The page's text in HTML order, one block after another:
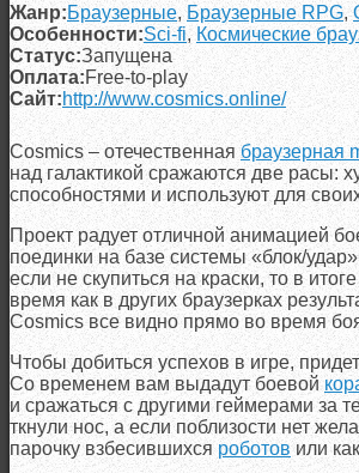
Жанр:Браузерные,Браузерные RPG,
Особенности:Sci-fi, Космические
Статус:Запущена
Оплата:Free-to-play
Сайт:http://www.cosmics.online/
Cosmics – отечественнаябраузерная
над галактикой сражаются две расы:
способностями и используют для
Проект радует отличной анимацией
поединки на базе системы «блок/
если не скупиться на краски, то в
время как в других браузерках
Cosmics все видно прямо во время
Чтобы добиться успехов в игре,
Со временем вам выдадут боевой
и сражаться с другими геймерами за
ткнули нос, а если поблизости нет
парочку взбесившихся роботовили